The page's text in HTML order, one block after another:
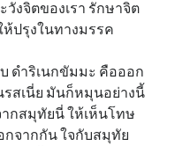
งจิตของเรา รักษาจิต
ห้ปรุงในทางมรรค
ดำริเนกขัมมะ คือออก
สเนี่ย มันก็หมุนอย่างนี้
กสมุทัยนี่ ให้เห็นโทษ
จากกัน ใจกับสมุทัย